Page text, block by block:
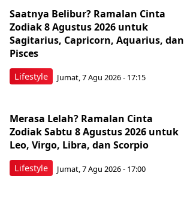
Lifestyle
Saatnya Belibur? Ramalan Cinta
Zodiak 8 Agustus 2026 untuk
Sagitarius, Capricorn, Aquarius, dan
Pisces
Jumat, 7 Agu 2026 - 17:15
Lifestyle
Merasa Lelah? Ramalan Cinta
Zodiak Sabtu 8 Agustus 2026 untuk
Leo, Virgo, Libra, dan Scorpio
Jumat, 7 Agu 2026 - 17:00